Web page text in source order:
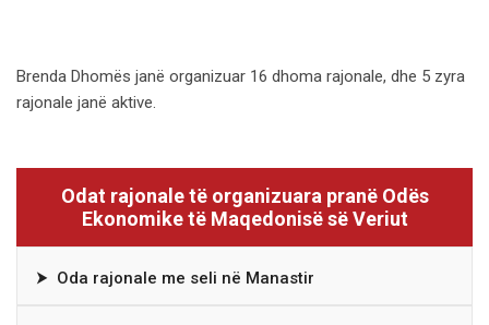
Brenda Dhomës janë organizuar 16 dhoma rajonale, dhe 5 zyra
rajonale janë aktive.
Odat rajonale të organizuara pranë Odës
Ekonomike të Maqedonisë së Veriut
⮞ Oda rajonale me seli në Manastir